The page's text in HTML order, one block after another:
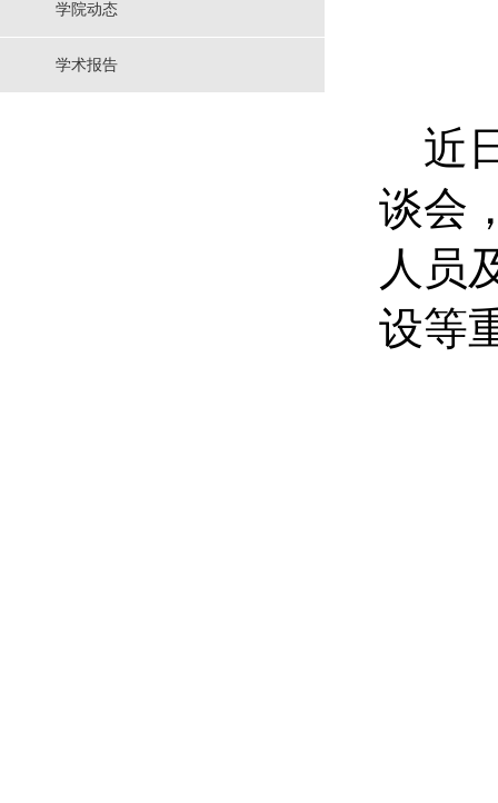
学院动态
学术报告
近
谈会
人员
设等